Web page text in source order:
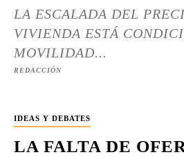
LA ESCALADA DEL
VIVIENDA ESTÁ
MOVILIDAD...
REDACCIÓN
IDEAS Y DEBATES
LA FALTA DE